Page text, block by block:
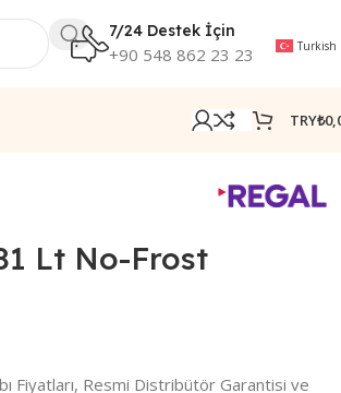
7/24 Destek İçin
+90 548 862 23 23 Turkish
TRY₺
Lt No-Frost
Fiyatları, Resmi Distribütör Garantisi ve